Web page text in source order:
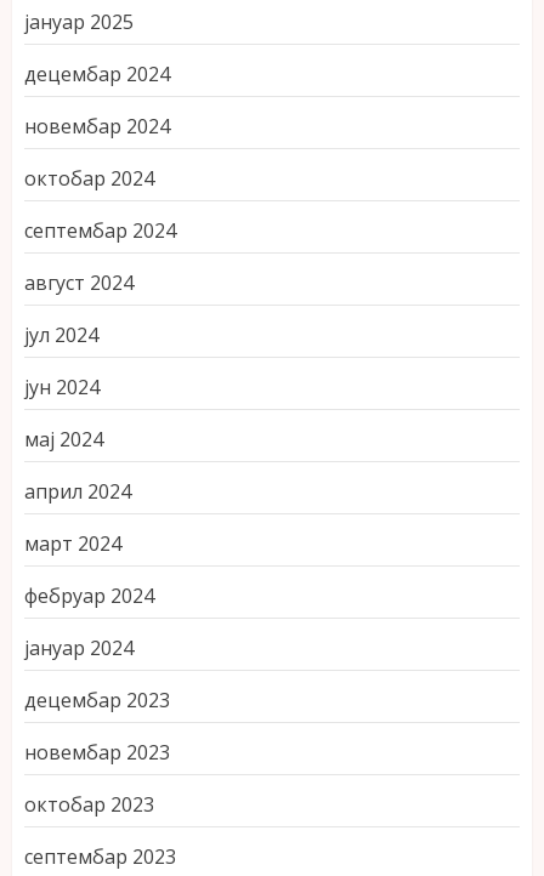
јануар 2025
децембар 2024
новембар 2024
октобар 2024
септембар 2024
август 2024
јул 2024
јун 2024
мај 2024
април 2024
март 2024
фебруар 2024
јануар 2024
децембар 2023
новембар 2023
октобар 2023
септембар 2023